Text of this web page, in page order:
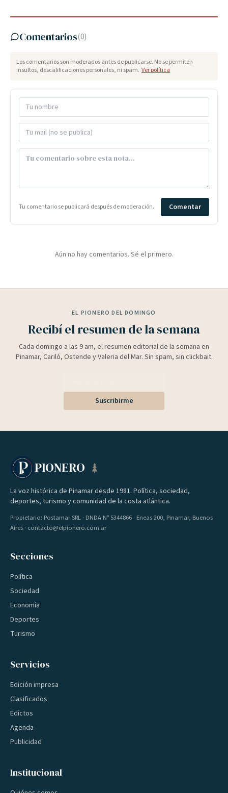
Comentarios(0)
Los comentarios son moderados antes de publicarse. No se permiten
insultos, descalificaciones personales, ni spam. Ver política
Tu comentario se publicará después de moderación. Comentar
Aún no hay comentarios. Sé el primero.
EL PIONERO DEL DOMINGO
Recibí el resumen de la semana
Cada domingo a las 9 am, el resumen editorial de la semana en
Pinamar, Cariló, Ostende y Valeria del Mar. Sin spam, sin clickbait.
Suscribirme
PIONERO
La voz histórica de Pinamar desde 1981. Política, sociedad,
deportes, turismo y comunidad de la costa atlántica.
Propietario: Postamar SRL · DNDA Nº 5344866 · Eneas 200, Pinamar, Buenos
Aires · contacto@elpionero.com.ar
Secciones
Política
Sociedad
Economía
Deportes
Turismo
Servicios
Edición impresa
Clasificados
Edictos
Agenda
Publicidad
Institucional